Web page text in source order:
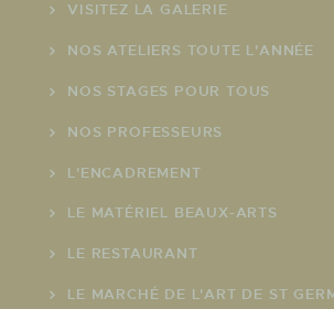
VISITEZ LA GALERIE
NOS ATELIERS TOUTE L'ANNÉE
NOS STAGES POUR TOUS
NOS PROFESSEURS
L'ENCADREMENT
LE MATÉRIEL BEAUX-ARTS
LE RESTAURANT
LE MARCHÉ DE L'ART DE ST